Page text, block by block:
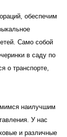
обеспечим
Само собой
в саду по
о транспорте,
наилучшим
У нас
и различные